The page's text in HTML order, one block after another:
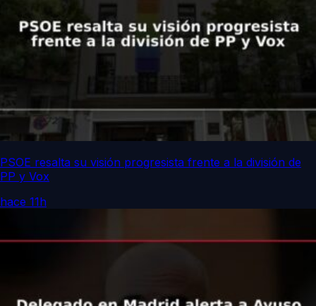
PSOE resalta su visión progresista frente a la división de
PP y Vox
hace 11h